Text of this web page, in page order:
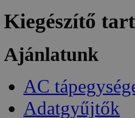
Kiegészítő
Ajánlatunk
AC
Adatgyűjtők